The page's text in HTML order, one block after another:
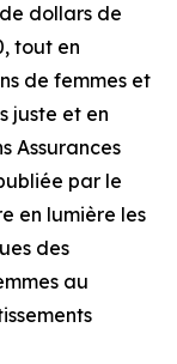
dollars de
tout en
de femmes et
juste et en
Assurances
par le
en lumière les
des
au